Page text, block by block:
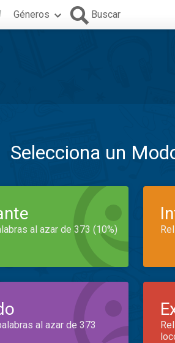
Géneros Buscar
Selecciona un
al azar de 373 (10%)
al azar de 373